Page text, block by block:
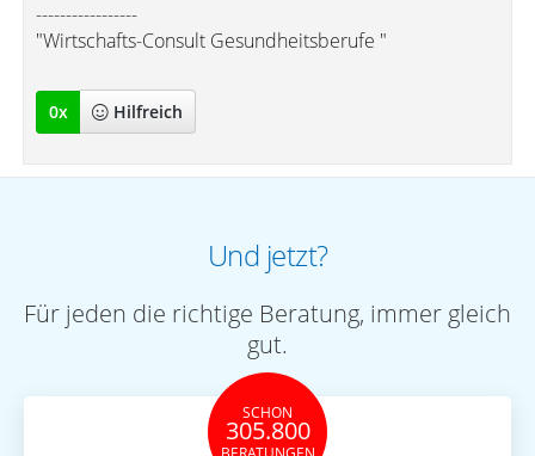
-----------------
"Wirtschafts-Consult Gesundheitsberufe "
0x Hilfreich
Und jetzt?
Für jeden die richtige Beratung, immer gleich
gut.
SCHON
305.800